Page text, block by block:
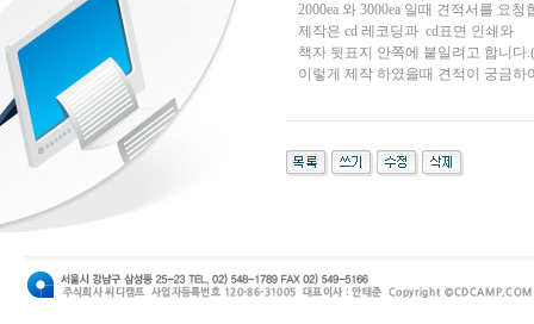
2000ea 와 3000ea 일때 견적서를 요청
제작은 cd 레코딩과 cd표면 인쇄와
책자 뒷표지 안쪽에 붙일려고 합니다
이렇게 제작 하였을때 견적이 궁금하